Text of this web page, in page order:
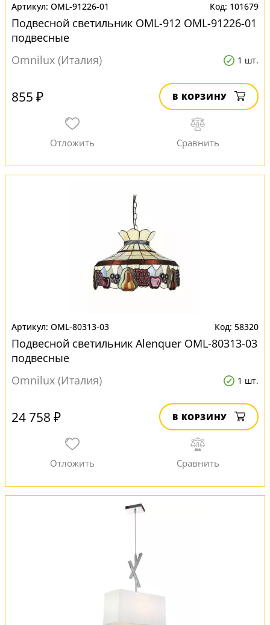
OML-91226-01 101679
Подвесной светильник OML-912 OML-91226-01
подвесные
Omnilux (Италия)
1 шт.
855 ₽ В КОРЗИНУ
OML-80313-03 58320
Подвесной светильник Alenquer OML-80313-03
подвесные
Omnilux (Италия)
1 шт.
24 758 ₽ В КОРЗИНУ